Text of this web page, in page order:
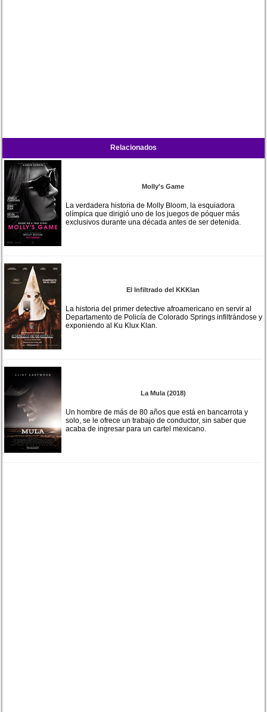
Relacionados
Molly's Game
La verdadera historia de Molly Bloom, la esquiadora
olímpica que dirigió uno de los juegos de póquer más
exclusivos durante una década antes de ser detenida.
El Infiltrado del KKKlan
La historia del primer detective afroamericano en servir al
Departamento de Policía de Colorado Springs infiltrándose y
exponiendo al Ku Klux Klan.
La Mula (2018)
Un hombre de más de 80 años que está en bancarrota y
solo, se le ofrece un trabajo de conductor, sin saber que
acaba de ingresar para un cartel mexicano.